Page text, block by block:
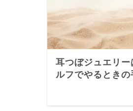
耳つぼジュエリ
ルフでやるときの